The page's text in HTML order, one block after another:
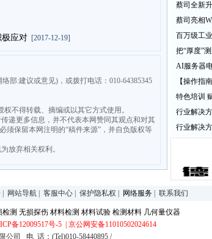
应对[2017-12-19]
部:建议或意见)，或拨打电话：010-64385345
不得转载、摘编或以其它方式使用。
递更多信息，并不代表本网赞同其观点和对其
须保留本网注明的“稿件来源”，并自负版权等
放弃相关权利。
蔡司全新
蔡司亮相
百万级工
把“厚度”
AI服务器
【操作指
特色培训
行业解决
行业解决
网站导航 客服中心 保护隐私权 网络服务 联系我们
检测 无损探伤 材料检测 材料试验 检测材料 几何量仪器
备12009517号-5
| 京公网安备11010502024614
公司 电 话：(Tel)010-58440895 /